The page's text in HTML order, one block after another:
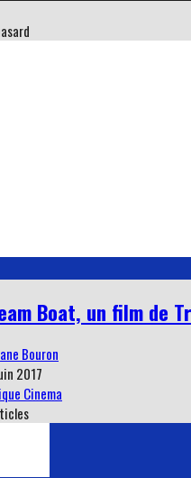
Boat, un film de
Bouron
2017
Cinema